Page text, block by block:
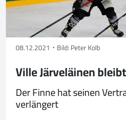
08.12.2021 Bild: Peter Kolb
Ville Järveläinen
Der Finne hat seinen
verlängert